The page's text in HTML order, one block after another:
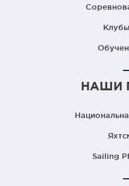
НАШИ
Sailing